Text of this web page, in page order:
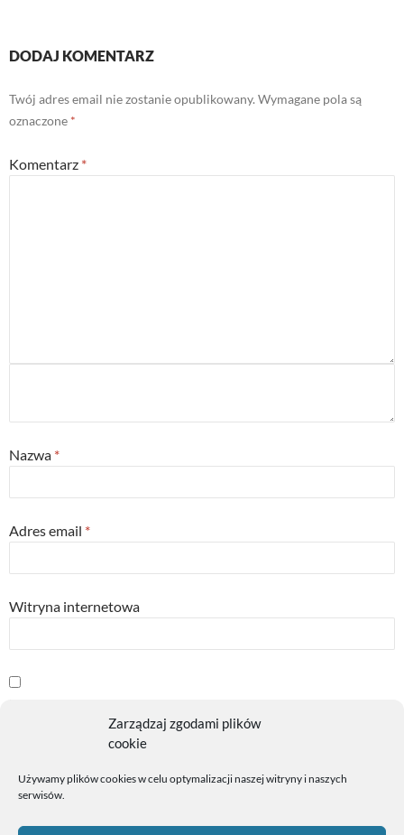
DODAJ KOMENTARZ
Twój adres email nie zostanie opublikowany. Wymagane pola są
oznaczone *
Komentarz *
Nazwa *
Adres email *
Witryna internetowa
Zarządzaj zgodami plików
cookie
Używamy plików cookies w celu optymalizacji naszej witryny i naszych
serwisów.